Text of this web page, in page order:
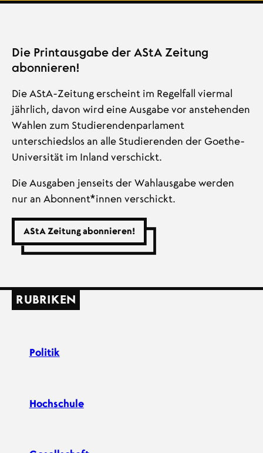
Die Printausgabe der AStA Zeitung
abonnieren!
Die AStA-Zeitung erscheint im Regelfall viermal
jährlich, davon wird eine Ausgabe vor anstehenden
Wahlen zum Studierendenparlament
unterschiedslos an alle Studierenden der Goethe-
Universität im Inland verschickt.
Die Ausgaben jenseits der Wahlausgabe werden
nur an Abonnent*innen verschickt.
AStA Zeitung abonnieren!
RUBRIKEN
Politik
Hochschule